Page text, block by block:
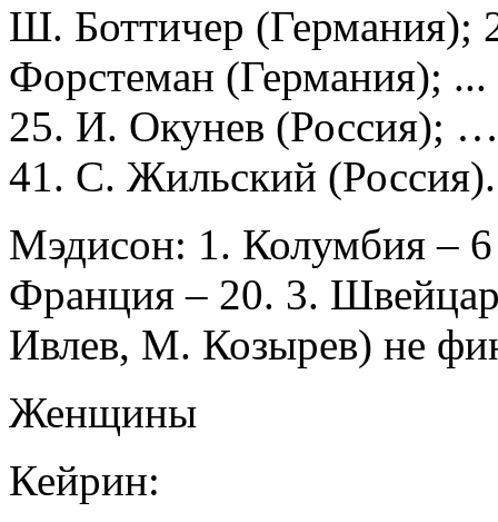
Ш. Боттичер (Германия);
Форстеман (Германия);
25. И. Окунев (Россия);
41. С. Жильский (Россия).
Мэдисон: 1. Колумбия –
Франция – 20. 3.
Ивлев, М. Козырев) не
Женщины
Кейрин: